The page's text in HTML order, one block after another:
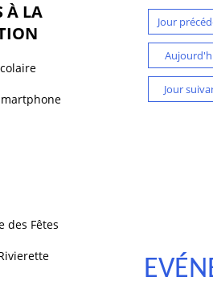
À LA
des Fêtes
Jour
Jour